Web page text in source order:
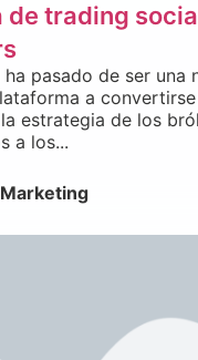
trading
pasado de ser una
a
estrategia de los
a los...